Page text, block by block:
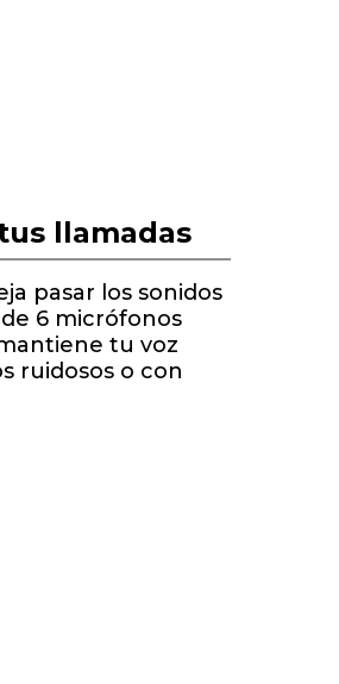
llamadas
pasar los sonidos
6 micrófonos
tu voz
ruidosos o con